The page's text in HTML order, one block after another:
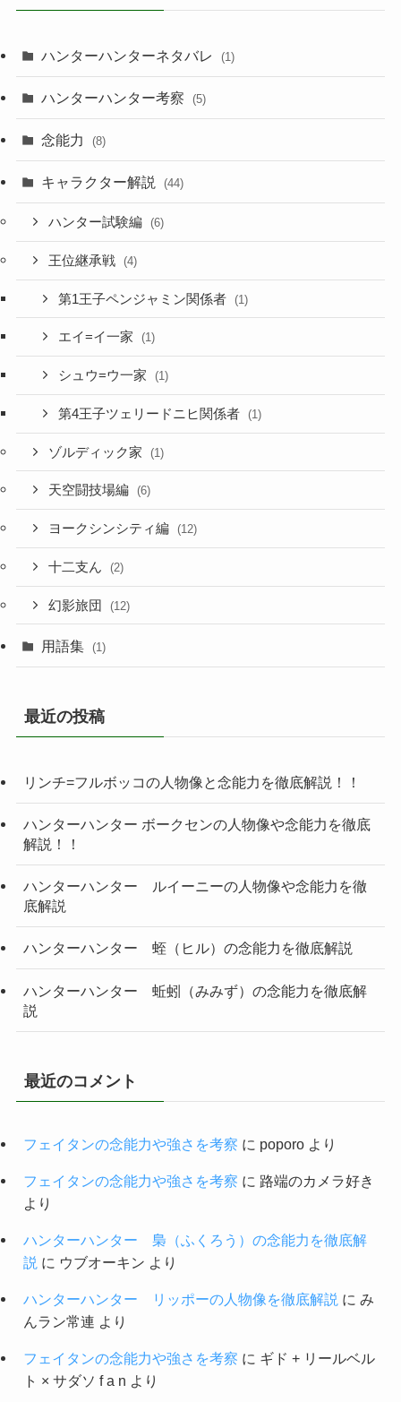
ハンターハンターネタバレ (1)
ハンターハンター考察 (5)
念能力 (8)
キャラクター解説 (44)
ハンター試験編 (6)
王位継承戦 (4)
第1王子ペンジャミン関係者 (1)
エイ=イ一家 (1)
シュウ=ウ一家 (1)
第4王子ツェリードニヒ関係者 (1)
ゾルディック家 (1)
天空闘技場編 (6)
ヨークシンシティ編 (12)
十二支ん (2)
幻影旅団 (12)
用語集 (1)
最近の投稿
リンチ=フルボッコの人物像と念能力を徹底解説！！
ハンターハンター ボークセンの人物像や念能力を徹底
解説！！
ハンターハンター ルイーニーの人物像や念能力を徹
底解説
ハンターハンター 蛭（ヒル）の念能力を徹底解説
ハンターハンター 蚯蚓（みみず）の念能力を徹底解
説
最近のコメント
フェイタンの念能力や強さを考察 に poporoより
フェイタンの念能力や強さを考察 に 路端のカメラ好き
より
ハンターハンター 梟（ふくろう）の念能力を徹底解
説 に ウブオーキン より
ハンターハンター リッポーの人物像を徹底解説 に み
んラン常連 より
フェイタンの念能力や強さを考察 に ギド + リールベル
ト × サダソ f a n より